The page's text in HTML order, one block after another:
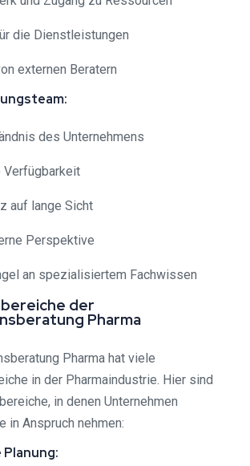
die Dienstleistungen
externen Beratern
des Unternehmens
Verfügbarkeit
auf lange Sicht
Perspektive
an spezialisiertem Fachwissen
der
Pharma
Pharma hat viele
in der Pharmaindustrie. Hier sind
in denen Unternehmen
in Anspruch nehmen: